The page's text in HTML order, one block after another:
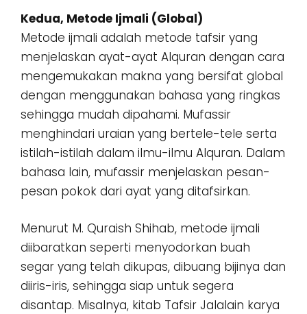
Kedua, Metode Ijmali (Global)
Metode ijmali adalah metode tafsir yang
menjelaskan ayat-ayat Alquran dengan cara
mengemukakan makna yang bersifat global
dengan menggunakan bahasa yang ringkas
sehingga mudah dipahami. Mufassir
menghindari uraian yang bertele-tele serta
istilah-istilah dalam ilmu-ilmu Alquran. Dalam
bahasa lain, mufassir menjelaskan pesan-
pesan pokok dari ayat yang ditafsirkan.
Menurut M. Quraish Shihab, metode ijmali
diibaratkan seperti menyodorkan buah
segar yang telah dikupas, dibuang bijinya dan
diiris-iris, sehingga siap untuk segera
disantap. Misalnya, kitab Tafsir Jalalain karya